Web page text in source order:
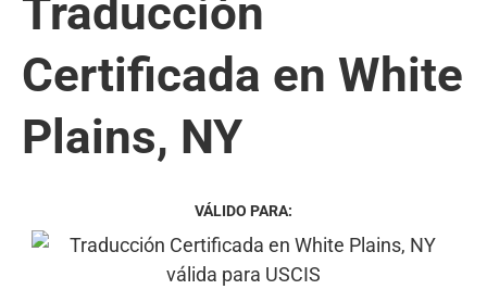
Traducción
Certificada en White
Plains, NY
VÁLIDO PARA: